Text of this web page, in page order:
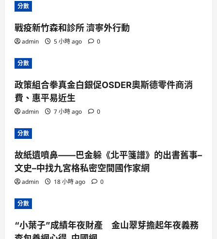
分數
戰疫新竹森和診所 濟寧外行動
admin 5 小時 ago 0
分數
政策組合拳真金白銀促OSDER奧斯德零件商消
費、惠平易近生
admin 7 小時 ago 0
分數
故紙遺噴鼻——巴金躲《北平箋譜》的出書舊事–
文史–中找九宮格私密空間國作家網
admin 18 小時 ago 0
分數
“小葉子”成績年夜財產 金山翠芽擔起年夜義務